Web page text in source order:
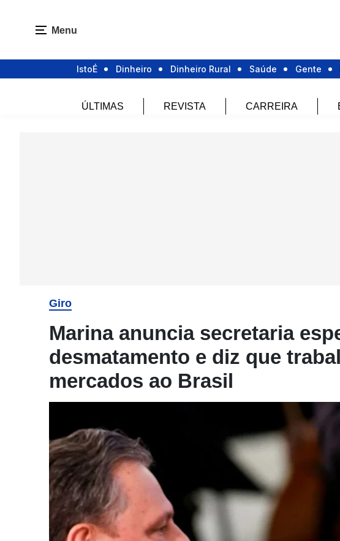
Menu
IstoÉ Dinheiro Dinheiro Rural Saúde Gente
ÚLTIMAS REVISTA CARREIRA
Giro
Marina anuncia secretaria
desmatamento e diz que
mercados ao Brasil